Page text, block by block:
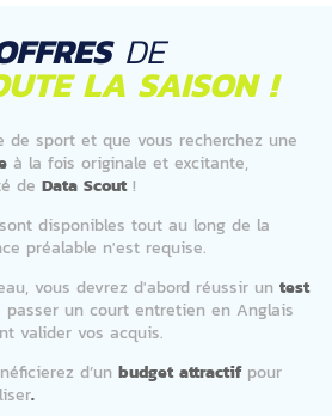
DE
LA SAISON !
de sport et que vous recherchez une
à la fois originale et excitante,
de Data Scout !
sont disponibles tout au long de la
préalable n'est requise.
vous devrez d'abord réussir un test
passer un court entretien en Anglais
valider vos acquis.
d’un budget attractifpour
.